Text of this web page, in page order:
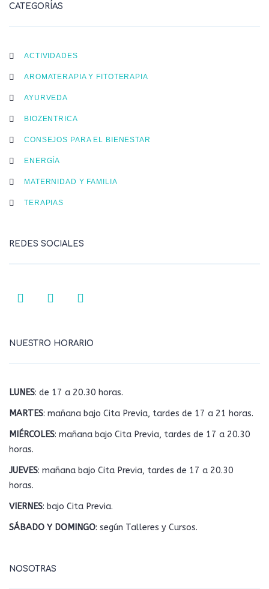
CATEGORÍAS
ACTIVIDADES
AROMATERAPIA Y FITOTERAPIA
AYURVEDA
BIOZENTRICA
CONSEJOS PARA EL BIENESTAR
ENERGÍA
MATERNIDAD Y FAMILIA
TERAPIAS
REDES SOCIALES
NUESTRO HORARIO
LUNES: de 17 a 20.30 horas.
MARTES: mañana bajo Cita Previa, tardes de 17 a 21 horas.
MIÉRCOLES: mañana bajo Cita Previa, tardes de 17 a 20.30
horas.
JUEVES: mañana bajo Cita Previa, tardes de 17 a 20.30
horas.
VIERNES: bajo Cita Previa.
SÁBADO Y DOMINGO: según Talleres y Cursos.
NOSOTRAS